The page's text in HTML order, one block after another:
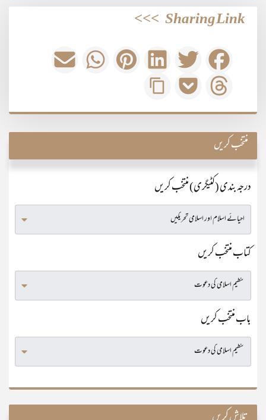
Sharing Link
>>>
منتخب کریں
درجہ بندی (کٹیگری) منتخب کریں
کتاب منتخب کریں
باب منتخب کریں